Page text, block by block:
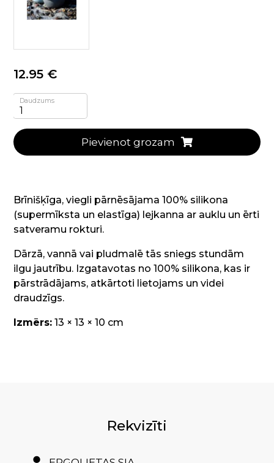
12.95 €
Daudzums
Pievienot grozam
Brīnišķīga, viegli pārnēsājama 100% silikona
(supermīksta un elastīga) lejkanna ar auklu un ērti
satveramu rokturi.
Dārzā, vannā vai pludmalē tās sniegs stundām
ilgu jautrību. Izgatavotas no 100% silikona, kas ir
pārstrādājams, atkārtoti lietojams un videi
draudzīgs.
Izmērs: 13 × 13 × 10 cm
Rekvizīti